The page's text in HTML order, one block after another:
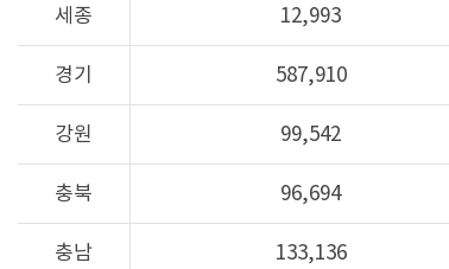
세종 12,993
경기 587,910
강원 99,542
충북 96,694
충남 133,136